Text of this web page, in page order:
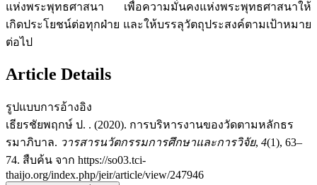
แห่งพระพุทธศาสนา เพื่อความมั่นคงแห่งพระพุทธศาสนาให้
เกิดประโยชน์ต่อทุกฝ่าย และให้บรรลุวัตถุประสงค์ตามเป้าหมาย
ต่อไป
Article Details
รูปแบบการอ้างอิง
เธียรชัยพฤกษ์ ป. . (2020). การบริหารงานของวัดตามหลักธร
รมาภิบาล. วารสารนวัตกรรมการศึกษาและการวิจัย, 4(1), 63–
74. สืบค้น จาก https://so03.tci-
thaijo.org/index.php/jeir/article/view/247946